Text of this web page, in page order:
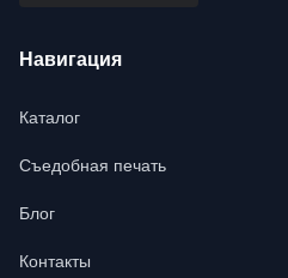
Навигация
Каталог
Съедобная печать
Блог
Контакты